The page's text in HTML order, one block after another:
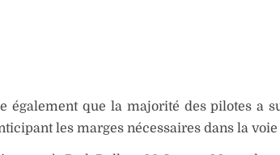
également que la majorité des pilotes a
les marges nécessaires dans la voie